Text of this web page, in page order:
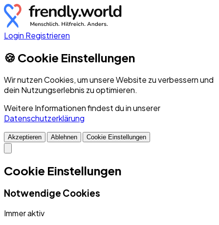
Login Registrieren
🍪 Cookie Einstellungen
Wir nutzen Cookies, um unsere Website zu verbessern und
dein Nutzungserlebnis zu optimieren.
Weitere Informationen findest du in unserer
Datenschutzerklärung
Akzeptieren Ablehnen Cookie Einstellungen
Cookie Einstellungen
Notwendige Cookies
Immer aktiv